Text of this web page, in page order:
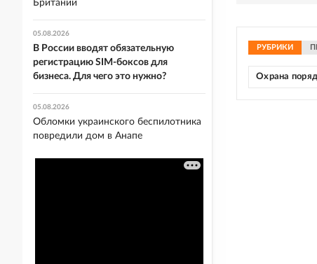
РУБРИКИ
Охрана
Британии
05.08.2026
В России вводят обязательную
регистрацию SIM-боксов для
бизнеса. Для чего это нужно?
05.08.2026
Обломки украинского беспилотника
повредили дом в Анапе